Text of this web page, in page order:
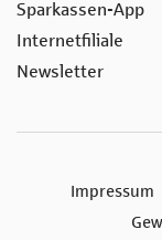
Sparkassen-App
Internetfiliale
Newsletter
Impressum